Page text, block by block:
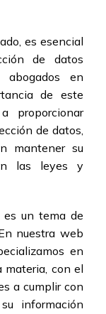
es esencial
de datos
en
de este
proporcionar
de datos,
mantener su
las leyes y
es un tema de
nuestra web
en
materia, con el
a cumplir con
información